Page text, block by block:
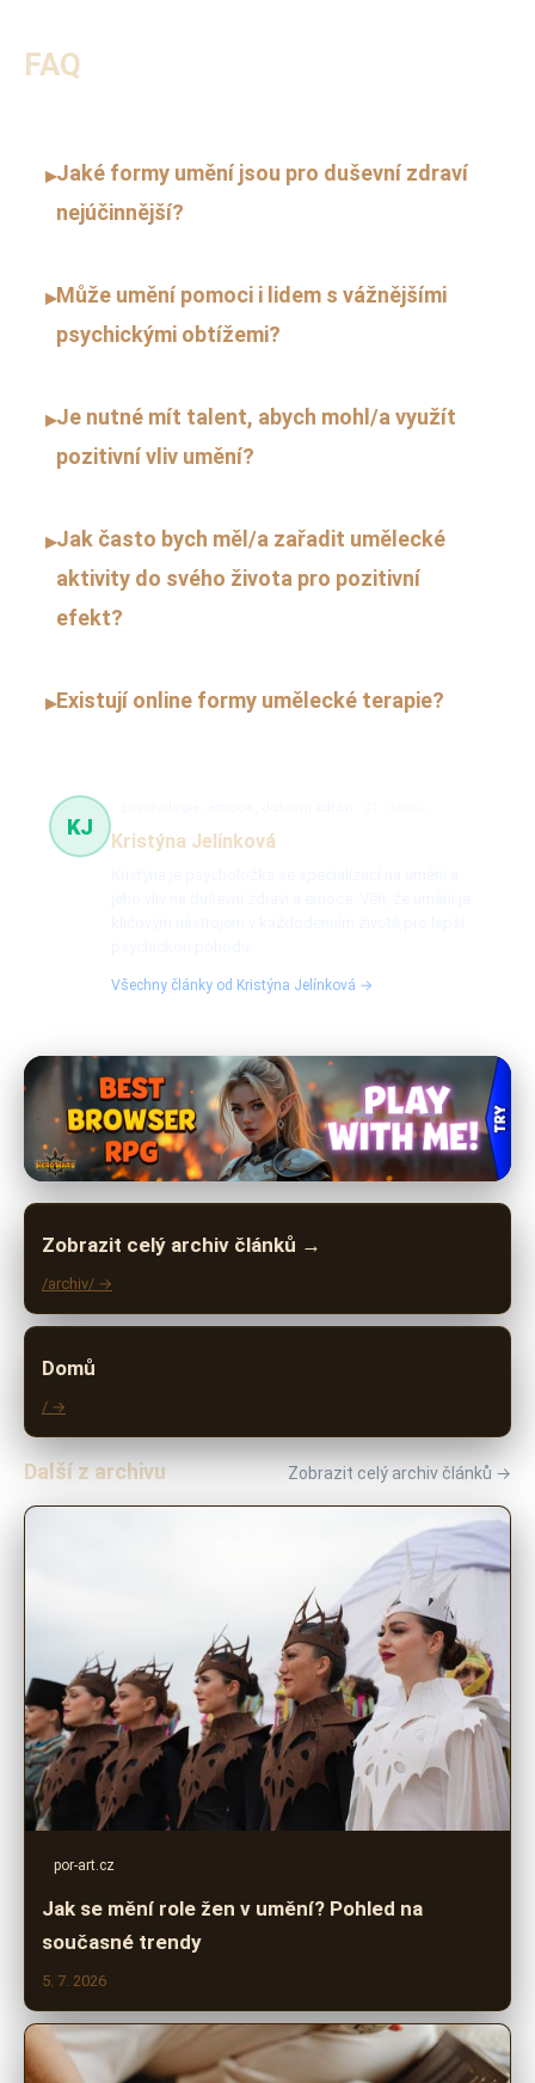
FAQ
▸Jaké formy umění jsou pro duševní zdraví
nejúčinnější?
▸Může umění pomoci i lidem s vážnějšími
psychickými obtížemi?
▸Je nutné mít talent, abych mohl/a využít
pozitivní vliv umění?
▸Jak často bych měl/a zařadit umělecké
aktivity do svého života pro pozitivní
efekt?
▸Existují online formy umělecké terapie?
KJ
Kristýna Jelínková
Všechny články od Kristýna Jelínková →
Zobrazit celý archiv článků →
/archiv/ →
Domů
/ →
Další z archivu Zobrazit celý archiv článků →
por-art.cz
Jak se mění role žen v umění? Pohled na
současné trendy
5. 7. 2026